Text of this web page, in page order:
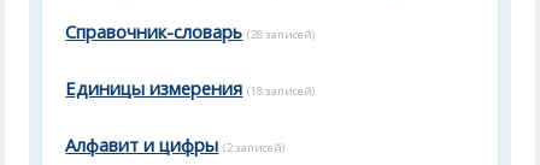
Справочник-словарь (28 записей)
Единицы измерения (18 записей)
Алфавит и цифры (2 записей)